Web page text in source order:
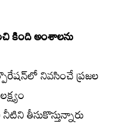
కింది అంశాలను
నివసించే ప్రజల
తీసుకొస్తున్నారు